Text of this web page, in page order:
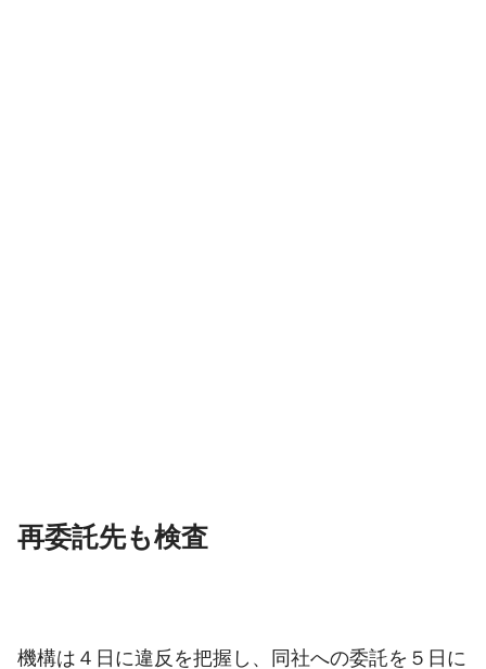
再委託先も検査
機構は４日に違反を把握し、同社への委託を５日に